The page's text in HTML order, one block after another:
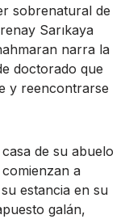
sobrenatural de
Sarıkaya
narra la
doctorado que
y reencontrarse
de su abuelo
a
estancia en su
galán,